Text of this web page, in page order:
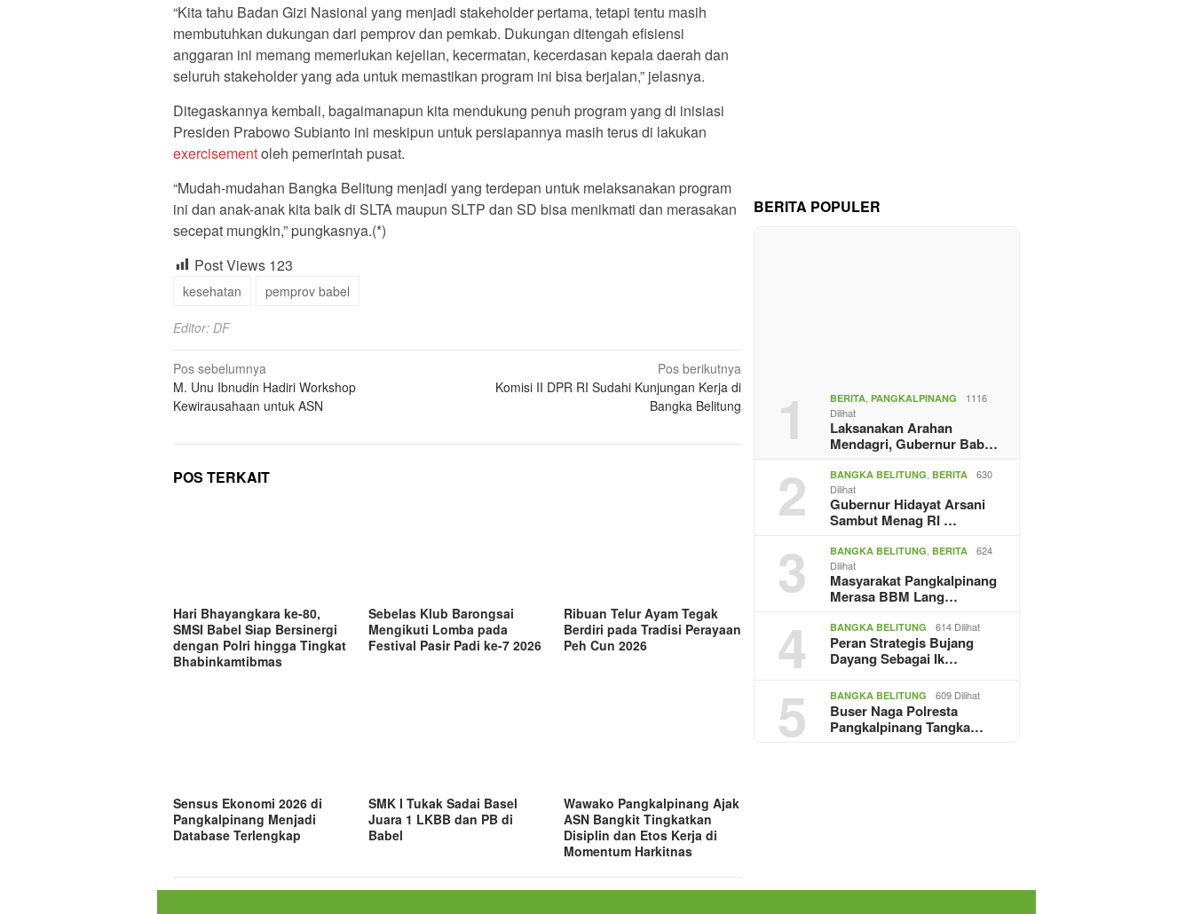
“Kita tahu Badan Gizi Nasional yang menjadi stakeholder pertama, tetapi tentu masih
membutuhkan dukungan dari pemprov dan pemkab. Dukungan ditengah efisiensi
anggaran ini memang memerlukan kejelian, kecermatan, kecerdasan kepala daerah dan
seluruh stakeholder yang ada untuk memastikan program ini bisa berjalan,” jelasnya.
Ditegaskannya kembali, bagaimanapun kita mendukung penuh program yang di inisiasi
Presiden Prabowo Subianto ini meskipun untuk persiapannya masih terus di lakukan
exercisementoleh pemerintah pusat.
“Mudah-mudahan Bangka Belitung menjadi yang terdepan untuk melaksanakan program
ini dan anak-anak kita baik di SLTA maupun SLTP dan SD bisa menikmati dan merasakan
secepat mungkin,” pungkasnya.(*)
Post Views 123
kesehatan pemprov babel
Editor: DF
Navigasi
pos
Pos sebelumnya
M. Unu Ibnudin Hadiri Workshop
Kewirausahaan untuk ASN
Pos berikutnya
Komisi II DPR RI Sudahi Kunjungan Kerja di
Bangka Belitung
POS TERKAIT
Hari Bhayangkara ke-80,
SMSI Babel Siap Bersinergi
dengan Polri hingga Tingkat
Bhabinkamtibmas
Sebelas Klub Barongsai
Mengikuti Lomba pada
Festival Pasir Padi ke-7 2026
Ribuan Telur Ayam Tegak
Berdiri pada Tradisi Perayaan
Peh Cun 2026
Sensus Ekonomi 2026 di
Pangkalpinang Menjadi
Database Terlengkap
SMK I Tukak Sadai Basel
Juara 1 LKBB dan PB di
Babel
Wawako Pangkalpinang Ajak
ASN Bangkit Tingkatkan
Disiplin dan Etos Kerja di
Momentum Harkitnas
BERITA POPULER
1 BERITA ,PANGKALPINANG
1116
Dilihat
Laksanakan Arahan
Mendagri, Gubernur Bab…
2 BANGKA BELITUNG BERITA
630
Dilihat
Gubernur Hidayat Arsani
Sambut Menag RI …
3 BANGKA BELITUNG BERITA
624
Dilihat
Masyarakat Pangkalpinang
Merasa BBM Lang…
4 BANGKA BELITUNG 614 Dilihat
Peran Strategis Bujang
Dayang Sebagai Ik…
5 BANGKA BELITUNG 609 Dilihat
Buser Naga Polresta
Pangkalpinang Tangka…